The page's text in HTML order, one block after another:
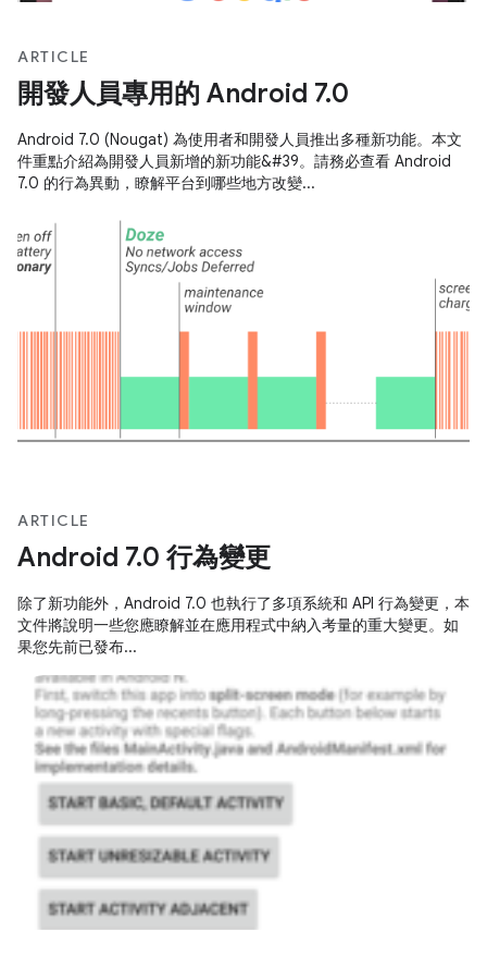
ARTICLE
開發人員專用的 Android 7.0
Android 7.0 (Nougat) 為使用者和開發人員推出多種新功能。本文
件重點介紹為開發人員新增的新功能&#39。請務必查看 Android
7.0 的行為異動，瞭解平台到哪些地方改變...
ARTICLE
Android 7.0 行為變更
除了新功能外，Android 7.0 也執行了多項系統和 API 行為變更，本
文件將說明一些您應瞭解並在應用程式中納入考量的重大變更。如
果您先前已發布...